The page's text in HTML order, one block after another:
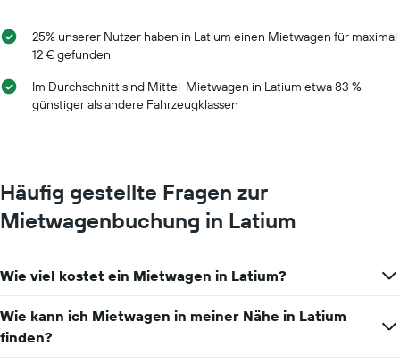
25% unserer Nutzer haben in Latium einen Mietwagen für maximal
12 € gefunden
Im Durchschnitt sind Mittel-Mietwagen in Latium etwa 83 %
günstiger als andere Fahrzeugklassen
Häufig gestellte Fragen zur
Mietwagenbuchung in Latium
Wie viel kostet ein Mietwagen in Latium?
Wie kann ich Mietwagen in meiner Nähe in Latium
finden?